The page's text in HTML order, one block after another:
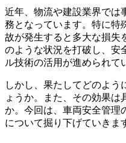
近年、物流や建設業界では
務となっています。特に特
故が発生すると多大な損失
のような状況を打破し、安
ル技術の活用が進められて
しかし、果たしてどのよう
ょうか。また、その効果は
か。今回は、車両安全管理
について掘り下げていきま